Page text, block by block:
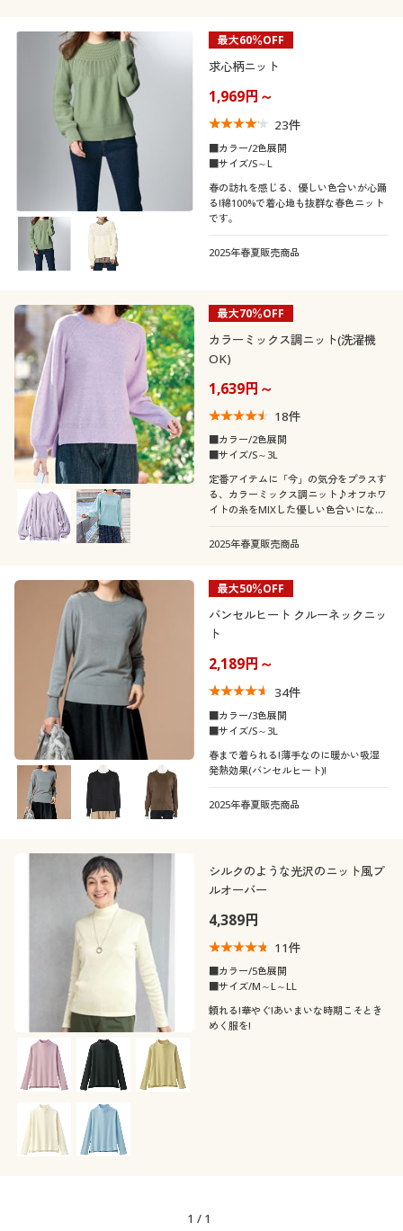
最大60％OFF
求心柄ニット
1,969円～
23件
■カラー/2色展開
■サイズ/S～L
春の訪れを感じる、優しい色合いが心踊
る!綿100%で着心地も抜群な春色ニット
です。
2025年春夏販売商品
最大70％OFF
カラーミックス調ニット(洗濯機
OK)
1,639円～
18件
■カラー/2色展開
■サイズ/S～3L
定番アイテムに「今」の気分をプラスす
る、カラーミックス調ニット♪オフホワ
イトの糸をMIXした優しい色合いになっ
2025年春夏販売商品
最大50％OFF
バンセルヒート クルーネックニッ
ト
2,189円～
34件
■カラー/3色展開
■サイズ/S～3L
春まで着られる!薄手なのに暖かい吸湿
発熱効果(バンセルヒート)!
2025年春夏販売商品
シルクのような光沢のニット風プ
ルオーバー
4,389円
11件
■カラー/5色展開
■サイズ/M～L～LL
頼れる!華やぐ!あいまいな時期こそとき
めく服を!
1 / 1